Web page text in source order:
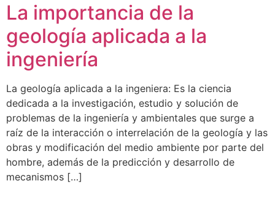
La importancia de la
geología aplicada a la
ingeniería
La geología aplicada a la ingeniera: Es la ciencia
dedicada a la investigación, estudio y solución de
problemas de la ingeniería y ambientales que surge a
raíz de la interacción o interrelación de la geología y las
obras y modificación del medio ambiente por parte del
hombre, además de la predicción y desarrollo de
mecanismos […]